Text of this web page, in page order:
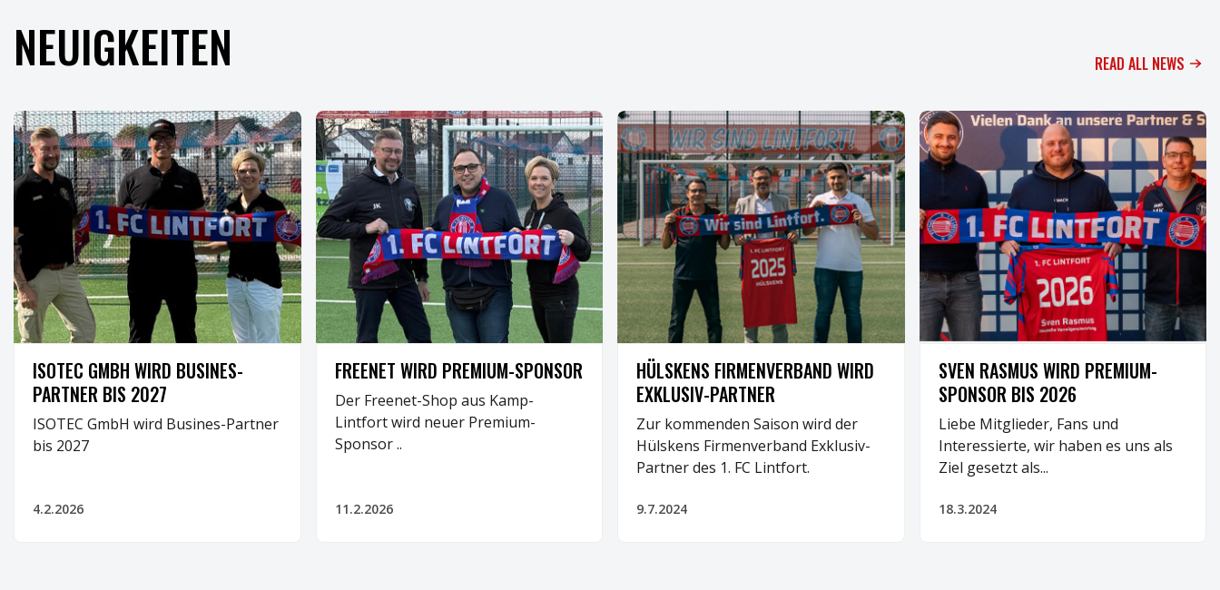
NEUIGKEITEN READ ALL NEWS
ISOTEC GMBH WIRD BUSINES-
PARTNER BIS 2027
ISOTEC GmbH wird Busines-Partner
bis 2027
4.2.2026
FREENET WIRD PREMIUM-SPONSOR
Der Freenet-Shop aus Kamp-
Lintfort wird neuer Premium-
Sponsor ..
11.2.2026
BUSINESS
HÜLSKENS FIRMENVERBAND WIRD
EXKLUSIV-PARTNER
Zur kommenden Saison wird der
Hülskens Firmenverband Exklusiv-
Partner des 1. FC Lintfort.
9.7.2024
SVEN RASMUS WIRD PREMIUM-
SPONSOR BIS 2026
Liebe Mitglieder, Fans und
Interessierte, wir haben es uns als
Ziel gesetzt als...
18.3.2024